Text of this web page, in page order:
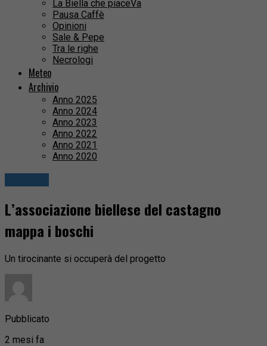
La Biella che piaceVa
Pausa Caffè
Opinioni
Sale & Pepe
Tra le righe
Necrologi
Meteo
Archivio
Anno 2025
Anno 2024
Anno 2023
Anno 2022
Anno 2021
Anno 2020
L’associazione biellese del castagno
mappa i boschi
Un tirocinante si occuperà del progetto
Pubblicato
2 mesi fa